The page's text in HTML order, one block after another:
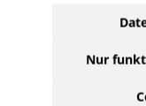
Lieferzeit ca. 1
Nur